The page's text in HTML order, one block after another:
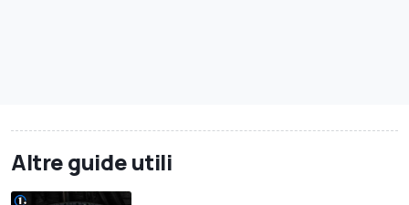
Altre guide utili